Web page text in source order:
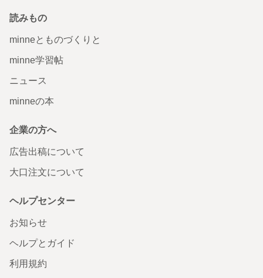
読みもの
minneとものづくりと
minne学習帖
ニュース
minneの本
企業の方へ
広告出稿について
大口注文について
ヘルプセンター
お知らせ
ヘルプとガイド
利用規約